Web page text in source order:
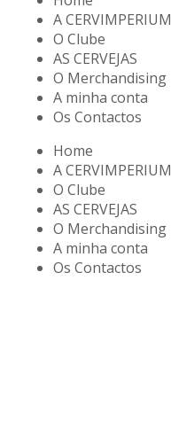
A CERVIMPERIUM
O Clube
AS CERVEJAS
O Merchandising
A minha conta
Os Contactos
Home
A CERVIMPERIUM
O Clube
AS CERVEJAS
O Merchandising
A minha conta
Os Contactos